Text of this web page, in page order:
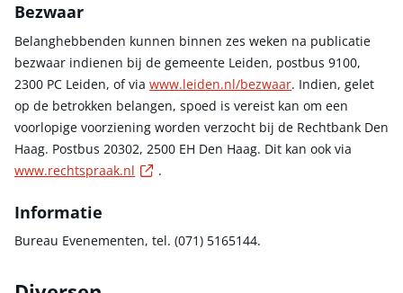
Bezwaar
Belanghebbenden kunnen binnen zes weken na publicatie
bezwaar indienen bij de gemeente Leiden, postbus 9100,
2300 PC Leiden, of via www.leiden.nl/bezwaar. Indien, gelet
op de betrokken belangen, spoed is vereist kan om een
voorlopige voorziening worden verzocht bij de Rechtbank Den
Haag. Postbus 20302, 2500 EH Den Haag. Dit kan ook via
www.rechtspraak.nl
.
Informatie
Bureau Evenementen, tel. (071) 5165144.